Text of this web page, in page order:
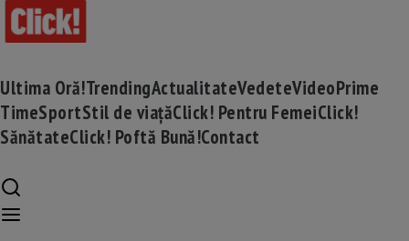
Ultima Oră!TrendingActualitateVedeteVideoPrime
TimeSportStil de viațăClick! Pentru FemeiClick!
SănătateClick! Poftă Bună!Contact